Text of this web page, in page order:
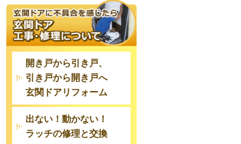
開き戸から引き戸、
引き戸から開き戸へ
玄関ドアリフォーム
出ない！動かない！
ラッチの修理と交換